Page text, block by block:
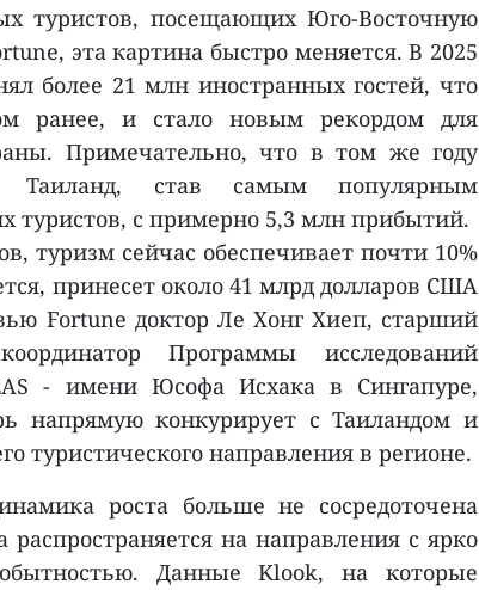
туристов, посещающих Юго-Восточную
эта картина быстро меняется. В 2025
более 21 млн иностранных гостей, что
ранее, и стало новым рекордом для
Примечательно, что в том же году
Таиланд, став самым популярным
туристов, с примерно 5,3 млн прибытий.
туризм сейчас обеспечивает почти 10%
принесет около 41 млрд долларов США
Fortune доктор Ле Хонг Хиеп, старший
Программы исследований
- имени Юсофа Исхака в Сингапуре,
напрямую конкурирует с Таиландом и
туристического направления в регионе.
роста больше не сосредоточена
на направления с ярко
Данные Klook, на которые